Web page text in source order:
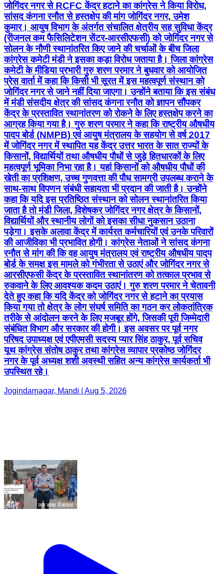
जोगिंदर नगर से RCFC केंद्र हटाने का कांग्रेस ने किया विरोध,
सांसद कंगना रनौत से हस्तक्षेप की मांग जोगिंदर नगर, उमेश
कुमार। आयुष विभाग के अंतर्गत संचालित क्षेत्रीय सह सुविधा केंद्र
(रीजनल कम फैसिलिटेशन सेंटर-आरसीएफसी) को जोगिंदर नगर से
सोलन के नौणी स्थानांतरित किए जाने की चर्चाओं के बीच जिला
कांग्रेस कमेटी मंडी ने इसका कड़ा विरोध जताया है। जिला कांग्रेस
कमेटी के मीडिया प्रभारी गुरु शरण परमार ने बुधवार को आयोजित
प्रेस वार्ता में कहा कि किसी भी सूरत में इस महत्वपूर्ण संस्थान को
जोगिंदर नगर से जाने नहीं दिया जाएगा। उन्होंने बताया कि इस संबंध
में मंडी संसदीय क्षेत्र की सांसद कंगना रनौत को ज्ञापन सौंपकर
केंद्र के प्रस्तावित स्थानांतरण को रोकने के लिए हस्तक्षेप करने का
आग्रह किया गया है। गुरु शरण परमार ने कहा कि राष्ट्रीय औषधीय
पादप बोर्ड (NMPB) एवं आयुष मंत्रालय के सहयोग से वर्ष 2017
में जोगिंदर नगर में स्थापित यह केंद्र उत्तर भारत के सात राज्यों के
किसानों, विद्यार्थियों तथा औषधीय पौधों से जुड़े हितधारकों के लिए
महत्वपूर्ण भूमिका निभा रहा है। यहां किसानों को औषधीय पौधों की
खेती का प्रशिक्षण, उच्च गुणवत्ता की पौध सामग्री उपलब्ध कराने के
साथ-साथ विपणन संबंधी सहायता भी प्रदान की जाती है। उन्होंने
कहा कि यदि इस प्रतिष्ठित संस्थान को सोलन स्थानांतरित किया
जाता है तो मंडी जिला, विशेषकर जोगिंदर नगर क्षेत्र के किसानों,
विद्यार्थियों और स्थानीय लोगों को इसका सीधा नुकसान उठाना
पड़ेगा। इसके अलावा केंद्र में कार्यरत कर्मचारियों एवं उनके परिवारों
की आजीविका भी प्रभावित होगी। कांग्रेस नेताओं ने सांसद कंगना
रनौत से मांग की कि वह आयुष मंत्रालय एवं राष्ट्रीय औषधीय पादप
बोर्ड के समक्ष इस मामले को गंभीरता से उठाएं और जोगिंदर नगर से
आरसीएफसी केंद्र के प्रस्तावित स्थानांतरण को तत्काल प्रभाव से
रुकवाने के लिए आवश्यक कदम उठाएं। गुरु शरण परमार ने चेतावनी
देते हुए कहा कि यदि केंद्र को जोगिंदर नगर से हटाने का प्रयास
किया गया तो क्षेत्र के लोग संघर्ष समिति का गठन कर लोकतांत्रिक
तरीके से आंदोलन करने के लिए मजबूर होंगे, जिसकी पूरी जिम्मेदारी
संबंधित विभाग और सरकार की होगी। इस अवसर पर पूर्व नगर
परिषद उपाध्यक्ष एवं एपीएमसी सदस्य प्यार सिंह ठाकुर, पूर्व सचिव
यूथ कांग्रेस संतोष ठाकुर तथा कांग्रेस व्यापार प्रकोष्ठ जोगिंदर
नगर के पूर्व अध्यक्ष शशी अवस्थी सहित अन्य कांग्रेस कार्यकर्ता भी
उपस्थित रहे।
Jogindarnagar, Mandi | Aug 5, 2026